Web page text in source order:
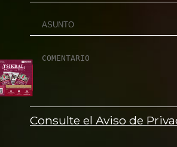
Consulte el Aviso de